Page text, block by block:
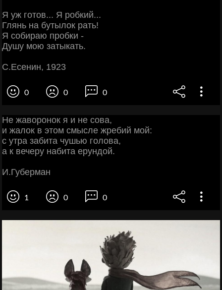
Я уж готов... Я робкий...
Глянь на бутылок рать!
Я собираю пробки -
Душу мою затыкать.
С.Есенин, 1923
0 0 0
Не жаворонок я и не сова,
и жалок в этом смысле жребий мой:
с утра забита чушью голова,
а к вечеру набита ерундой.
И.Губерман
1 0 0